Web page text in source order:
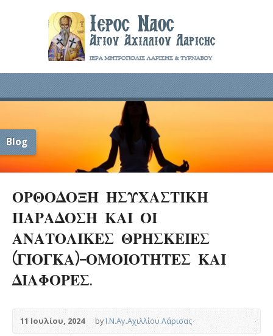
Blog
ΟΡΘΟΔΟΞΗ ΗΣΥΧΑΣΤΙΚΗ
ΠΑΡΑΔΟΣΗ ΚΑΙ ΟΙ
ΑΝΑΤΟΛΙΚΕΣ ΘΡΗΣΚΕΙΕΣ
(ΓΙΟΓΚΑ)-ΟΜΟΙΟΤΗΤΕΣ ΚΑΙ
ΔΙΑΦΟΡΕΣ.
11 Ιουλίου, 2024 byΙ.Ν.Αγ.Αχιλλίου Λάρισας